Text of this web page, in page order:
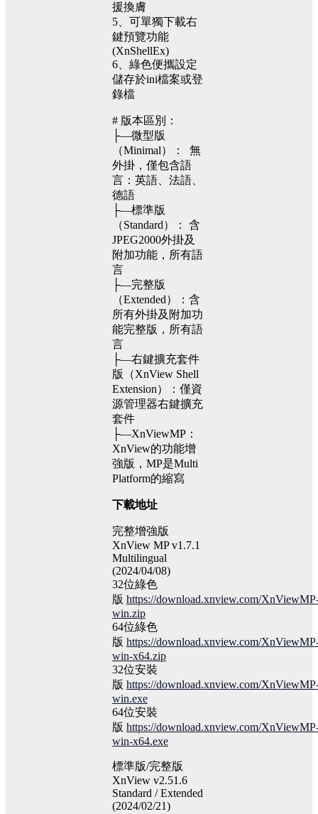
援換膚
5、可單獨下載右
鍵預覽功能
(XnShellEx)
6、綠色便攜設定
儲存於ini檔案或登
錄檔
# 版本區別：
├—微型版
（Minimal）： 無
外掛，僅包含語
言：英語、法語、
德語
├—標準版
（Standard）： 含
JPEG2000外掛及
附加功能，所有語
言
├—完整版
（Extended）：含
所有外掛及附加功
能完整版，所有語
言
├—右鍵擴充套件
版（XnView Shell
Extension）：僅資
源管理器右鍵擴充
套件
├—XnViewMP：
XnView的功能增
強版，MP是Multi
Platform的縮寫
下載地址
完整增強版
XnView MP v1.7.1
Multilingual
(2024/04/08)
32位綠色
版 https://download.xnview.com/
win.zip
64位綠色
版 https://download.xnview.com/
win-x64.zip
32位安裝
版 https://download.xnview.com/
win.exe
64位安裝
版 https://download.xnview.com/
win-x64.exe
標準版/完整版
XnView v2.51.6
Standard / Extended
(2024/02/21)